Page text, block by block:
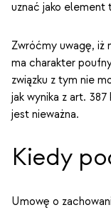
uznać jako element
Zwróćmy uwagę, iż
ma charakter
związku z tym nie
jak wynika z art.
jest nieważna.
Kiedy
Umowę o